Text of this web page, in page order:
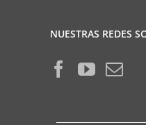
NUESTRAS REDES